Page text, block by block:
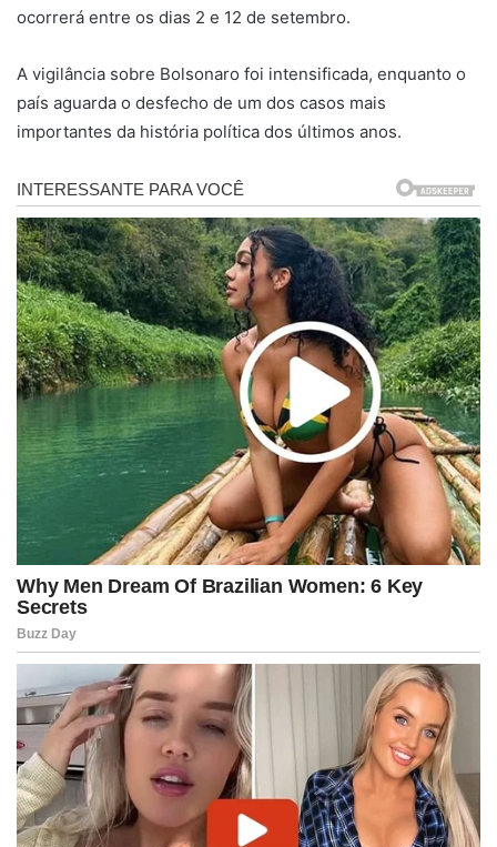
ocorrerá entre os dias 2 e 12 de setembro.
A vigilância sobre Bolsonaro foi intensificada, enquanto o
país aguarda o desfecho de um dos casos mais
importantes da história política dos últimos anos.